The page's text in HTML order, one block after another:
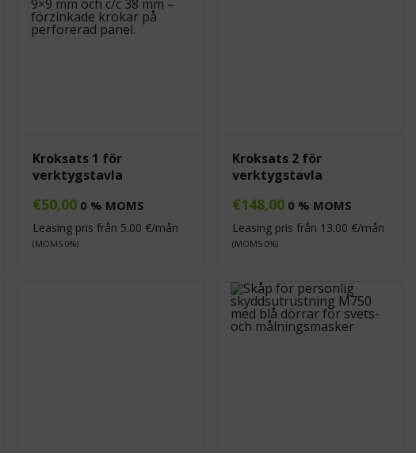
Kroksats 1 för
verktygstavla
€50,00 0 % MOMS
Leasing pris från 5.00 €/mån
(MOMS 0%)
Kroksats 2 för
verktygstavla
€148,00 0 % MOMS
Leasing pris från 13.00 €/mån
(MOMS 0%)